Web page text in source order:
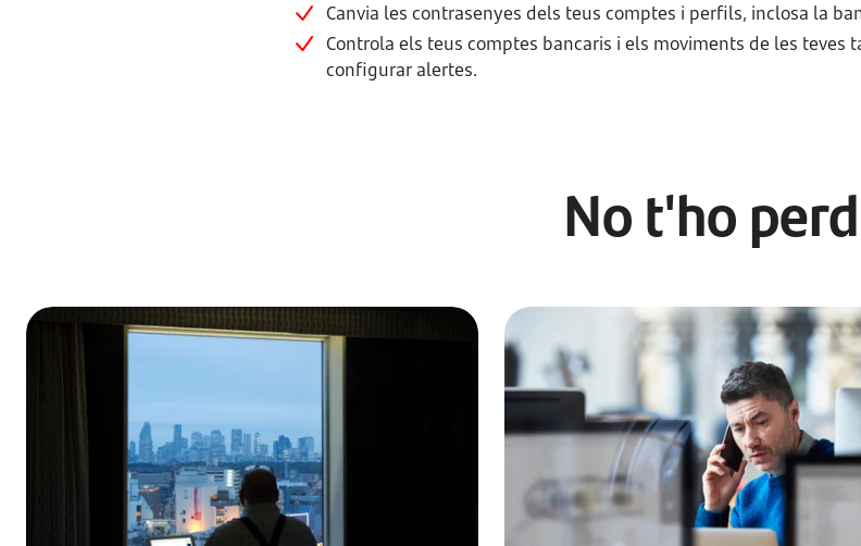
Canvia les contrasenyes dels teus comptes i perfils, inclosa la
Controla els teus comptes bancaris i els moviments de les teves
configurar alertes.
No t'ho